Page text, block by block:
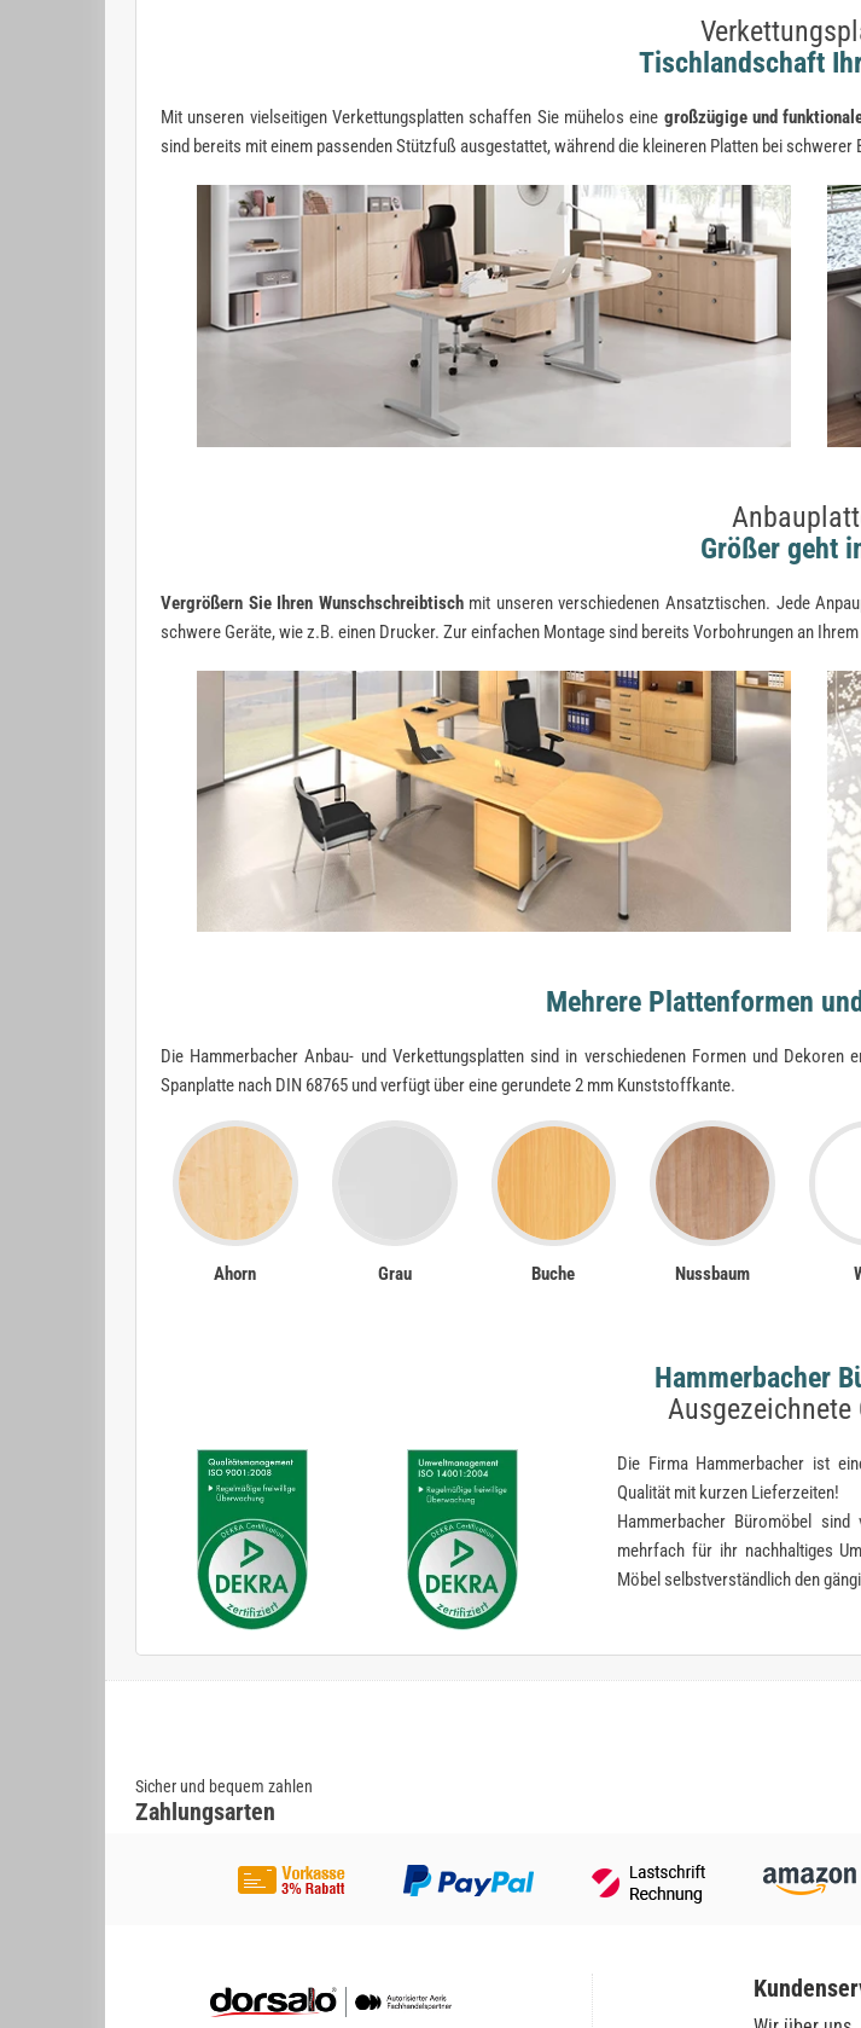
Tischlandschaft
Mit unseren vielseitigen Verkettungsplatten schaffen Sie mühelos eine großzügige und
sind bereits mit einem passenden Stützfuß ausgestattet, während die kleineren Platten bei
Größer geht
Vergrößern Sie Ihren Wunschschreibtischmit unseren verschiedenen Ansatztischen. Jede
schwere Geräte, wie z.B. einen Drucker. Zur einfachen Montage sind bereits Vorbohrungen an
Mehrere Plattenformen
Die Hammerbacher Anbau- und Verkettungsplatten sind in verschiedenen Formen und
Spanplatte nach DIN 68765 und verfügt über eine gerundete 2 mm Kunststoffkante.
Ahorn Grau Buche Nussbaum
Hammerbacher
Die Firma Hammerbacher ist
Qualität mit kurzen Lieferzeiten!
Hammerbacher Büromöbel
mehrfach für ihr nachhaltiges
Möbel selbstverständlich den
Sicher und bequem zahlen
Zahlungsarten